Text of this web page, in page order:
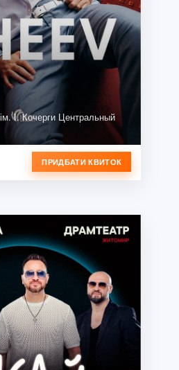
І. Кочерги Центральный
ПРИДБАТИ КВИТОК